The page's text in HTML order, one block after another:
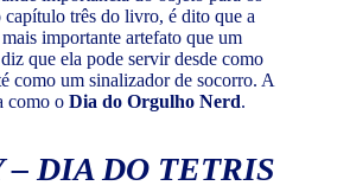
capítulo três do livro, é dito que a
importante artefato que um
que ela pode servir desde como
como um sinalizador de socorro. A
como o Dia do Orgulho Nerd.
– DIA DO TETRIS